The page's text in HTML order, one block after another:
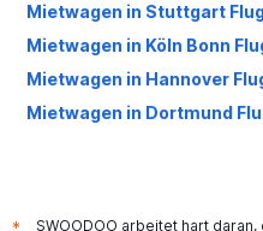
Mietwagen in Stuttgart
Mietwagen in Köln Bonn
Mietwagen in Hannover
Mietwagen in Dortmund
SWOODOO arbeitet hart